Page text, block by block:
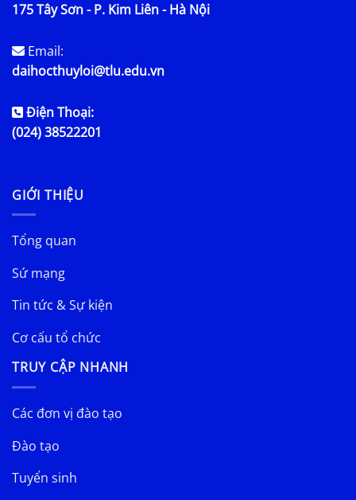
175 Tây Sơn - P. Kim Liên - Hà Nội
Email:
daihocthuyloi@tlu.edu.vn
Điện Thoại:
(024) 38522201
GIỚI THIỆU
Tổng quan
Sứ mạng
Tin tức & Sự kiện
Cơ cấu tổ chức
TRUY CẬP NHANH
Các đơn vị đào tạo
Đào tạo
Tuyển sinh